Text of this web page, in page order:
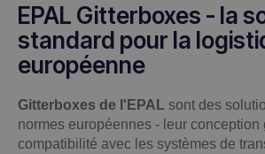
EPAL Gitterboxes - la
standard pour la
européenne
Gitterboxes de l'EPAL sont des
normes européennes - leur conception
compatibilité avec les systèmes de